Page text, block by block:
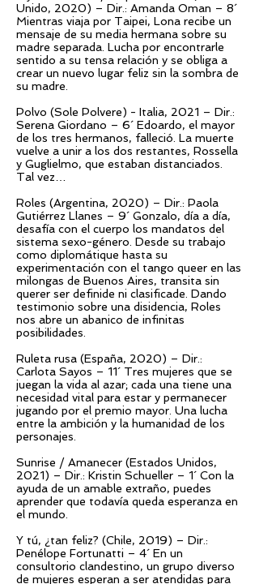
Unido, 2020) – Dir.: Amanda Oman – 8´
Mientras viaja por Taipei, Lona recibe un
mensaje de su media hermana sobre su
madre separada. Lucha por encontrarle
sentido a su tensa relación y se obliga a
crear un nuevo lugar feliz sin la sombra de
su madre.
Polvo (Sole Polvere) - Italia, 2021 – Dir.:
Serena Giordano – 6´ Edoardo, el mayor
de los tres hermanos, falleció. La muerte
vuelve a unir a los dos restantes, Rossella
y Guglielmo, que estaban distanciados.
Tal vez…
Roles (Argentina, 2020) – Dir.: Paola
Gutiérrez Llanes – 9´ Gonzalo, día a día,
desafía con el cuerpo los mandatos del
sistema sexo-género. Desde su trabajo
como diplomátique hasta su
experimentación con el tango queer en las
milongas de Buenos Aires, transita sin
querer ser definide ni clasificade. Dando
testimonio sobre una disidencia, Roles
nos abre un abanico de infinitas
posibilidades.
Ruleta rusa (España, 2020) – Dir.:
Carlota Sayos – 11´ Tres mujeres que se
juegan la vida al azar; cada una tiene una
necesidad vital para estar y permanecer
jugando por el premio mayor. Una lucha
entre la ambición y la humanidad de los
personajes.
Sunrise / Amanecer (Estados Unidos,
2021) – Dir.: Kristin Schueller – 1´ Con la
ayuda de un amable extraño, puedes
aprender que todavía queda esperanza en
el mundo.
Y tú, ¿tan feliz? (Chile, 2019) – Dir.:
Penélope Fortunatti – 4´ En un
consultorio clandestino, un grupo diverso
de mujeres esperan a ser atendidas para